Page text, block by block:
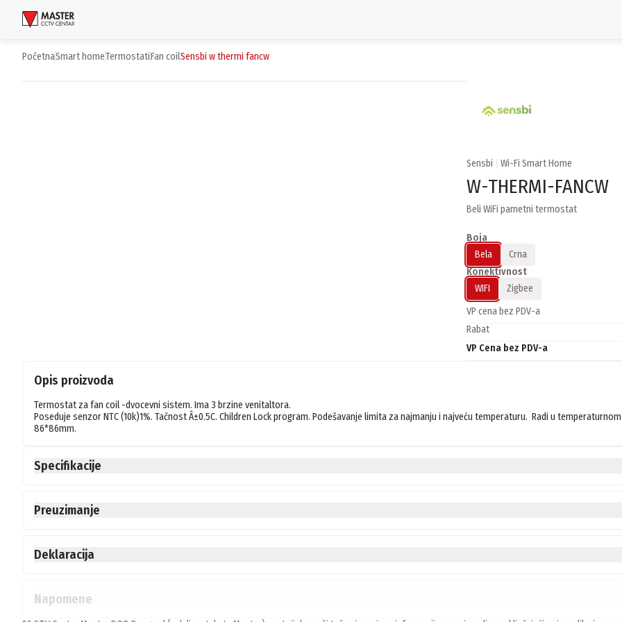
Uloguj se
Početna smart home termostati fan coil sensbi w thermi fancw
Sensbi Wi-Fi Smart Home
W-THERMI-FANCW
Beli WiFi pametni termostat
Boja
Bela
Crna
Konektivnost
WIFI
Zigbee
VP cena bez PDV-a
Rabat
VP Cena bez PDV-a
Opis proizvoda
Termostat za fan coil -dvocevni sistem. Ima 3 brzine venitaltora.
Poseduje senzor NTC (10k)1%. Tačnost Â±0.5C. Children Lock program. Podešavanje limita za najmanju i najveću temperaturu.  Radi u
Specifikacije
Preuzimanje
Deklaracija
Napomene